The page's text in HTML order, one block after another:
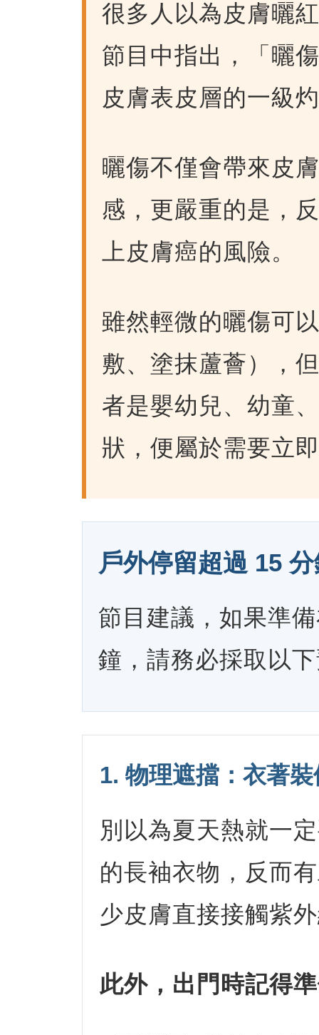
很多人以為皮膚曬
節目中指出，「曬
皮膚表皮層的一級
曬傷不僅會帶來皮
感，更嚴重的是，
上皮膚癌的風險。
雖然輕微的曬傷可
敷、塗抹蘆薈），
者是嬰幼兒、幼童
狀，便屬於需要立
戶外停留超過 15
節目建議，如果準
鐘，請務必採取以
1. 物理遮擋：衣著
別以為夏天熱就一
的長袖衣物，反而
少皮膚直接接觸紫
此外，出門時記得